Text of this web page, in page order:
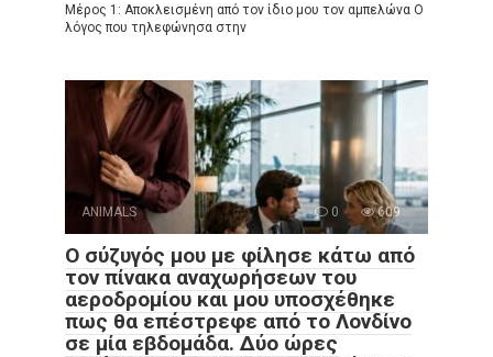
Μέρος 1: Αποκλεισμένη από τον ίδιο μου τον αμπελώνα Ο
λόγος που τηλεφώνησα στην
ANIMALS 0 609
Ο σύζυγός μου με φίλησε κάτω από
τον πίνακα αναχωρήσεων του
αεροδρομίου και μου υποσχέθηκε
πως θα επέστρεφε από το Λονδίνο
σε μία εβδομάδα. Δύο ώρες